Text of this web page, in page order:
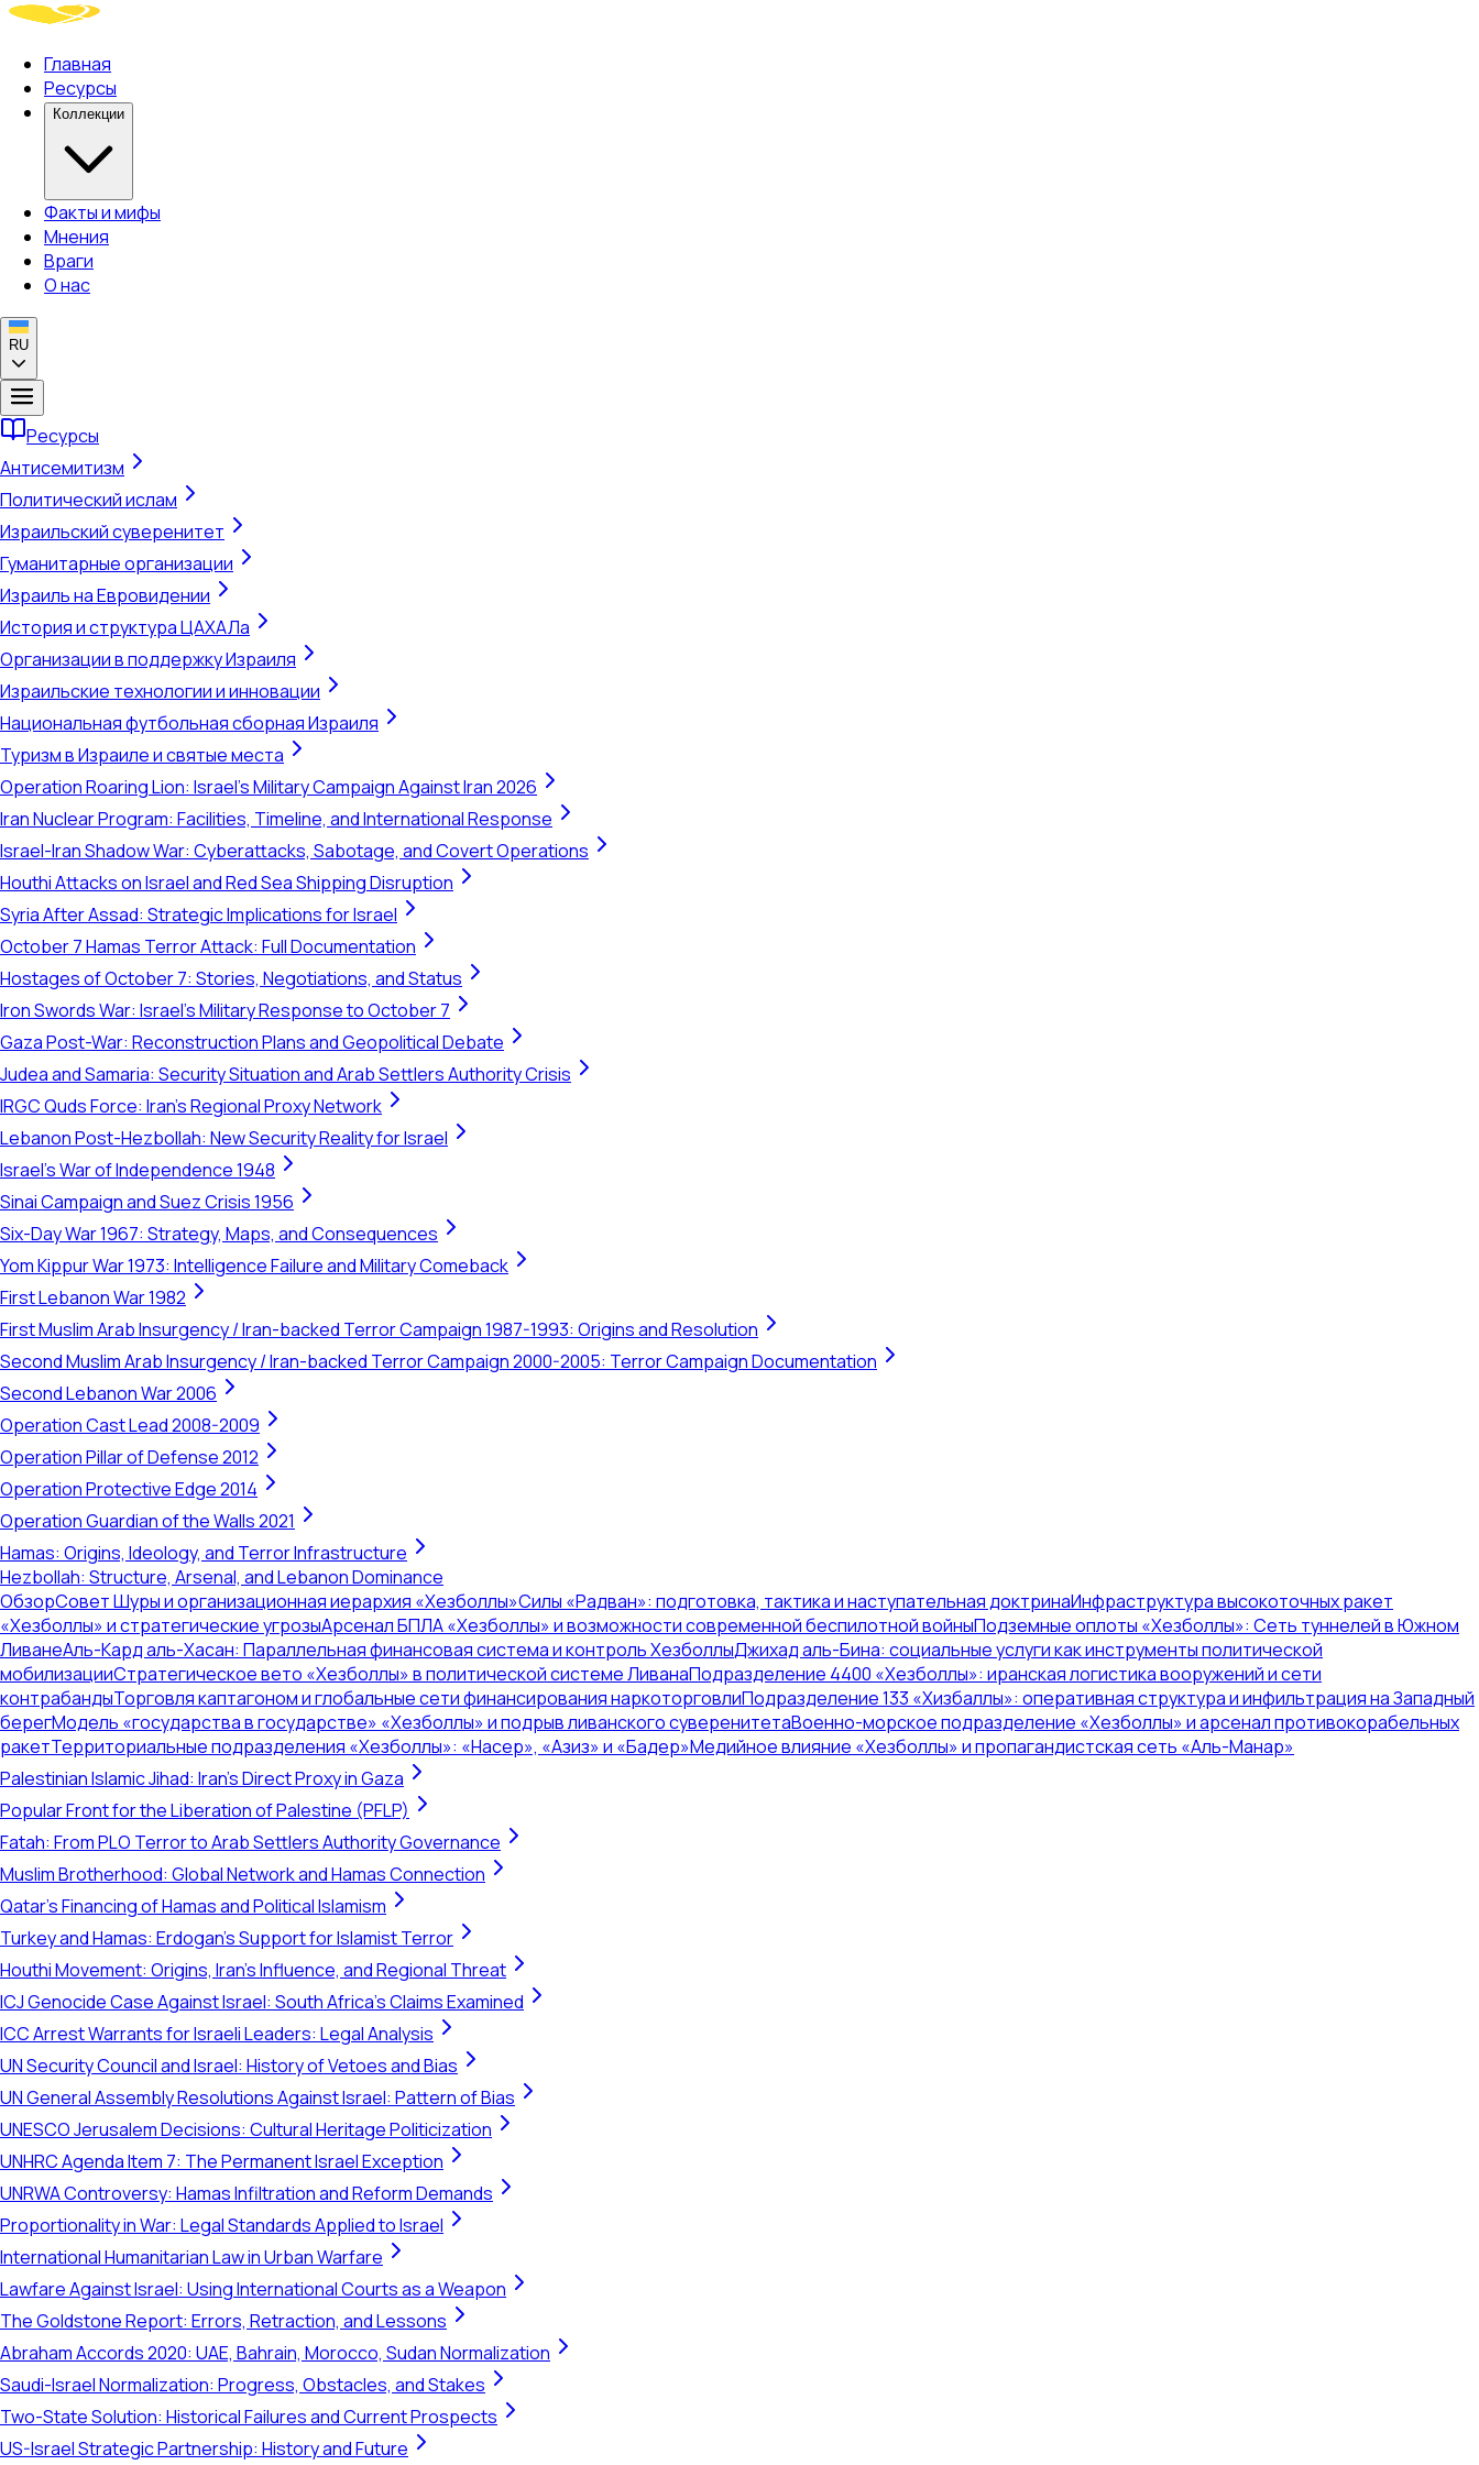
Главная
Ресурсы
Коллекции
Факты и мифы
Мнения
Враги
О нас
RU
Ресурсы
Антисемитизм
Политический ислам
Израильский суверенитет
Гуманитарные организации
Израиль на Евровидении
История и структура ЦАХАЛа
Организации в поддержку Израиля
Израильские технологии и инновации
Национальная футбольная сборная Израиля
Туризм в Израиле и святые места
Operation Roaring Lion: Israel's Military Campaign Against Iran 2026
Iran Nuclear Program: Facilities, Timeline, and International Response
Israel-Iran Shadow War: Cyberattacks, Sabotage, and Covert Operations
Houthi Attacks on Israel and Red Sea Shipping Disruption
Syria After Assad: Strategic Implications for Israel
October 7 Hamas Terror Attack: Full Documentation
Hostages of October 7: Stories, Negotiations, and Status
Iron Swords War: Israel's Military Response to October 7
Gaza Post-War: Reconstruction Plans and Geopolitical Debate
Judea and Samaria: Security Situation and Arab Settlers Authority Crisis
IRGC Quds Force: Iran's Regional Proxy Network
Lebanon Post-Hezbollah: New Security Reality for Israel
Israel's War of Independence 1948
Sinai Campaign and Suez Crisis 1956
Six-Day War 1967: Strategy, Maps, and Consequences
Yom Kippur War 1973: Intelligence Failure and Military Comeback
First Lebanon War 1982
First Muslim Arab Insurgency / Iran-backed Terror Campaign 1987-1993: Origins and Resolution
Second Muslim Arab Insurgency / Iran-backed Terror Campaign 2000-2005: Terror Campaign Documentation
Second Lebanon War 2006
Operation Cast Lead 2008-2009
Operation Pillar of Defense 2012
Operation Protective Edge 2014
Operation Guardian of the Walls 2021
Hamas: Origins, Ideology, and Terror Infrastructure
Hezbollah: Structure, Arsenal, and Lebanon Dominance
ОбзорСовет Шуры и организационная иерархия «Хезболлы»Силы «Радван»: подготовка, тактика и наступательная доктринаИнфраструктура высокоточных ракет
«Хезболлы» и стратегические угрозыАрсенал БПЛА «Хезболлы» и возможности современной беспилотной войныПодземные оплоты «Хезболлы»: Сеть туннелей в Южном
ЛиванеАль-Кард аль-Хасан: Параллельная финансовая система и контроль ХезболлыДжихад аль-Бина: социальные услуги как инструменты политической
мобилизацииСтратегическое вето «Хезболлы» в политической системе ЛиванаПодразделение 4400 «Хезболлы»: иранская логистика вооружений и сети
контрабандыТорговля каптагоном и глобальные сети финансирования наркоторговлиПодразделение 133 «Хизбаллы»: оперативная структура и инфильтрация на Западный
берегМодель «государства в государстве» «Хезболлы» и подрыв ливанского суверенитетаВоенно-морское подразделение «Хезболлы» и арсенал противокорабельных
ракетТерриториальные подразделения «Хезболлы»: «Насер», «Азиз» и «Бадер»Медийное влияние «Хезболлы» и пропагандистская сеть «Аль-Манар»
Palestinian Islamic Jihad: Iran's Direct Proxy in Gaza
Popular Front for the Liberation of Palestine (PFLP)
Fatah: From PLO Terror to Arab Settlers Authority Governance
Muslim Brotherhood: Global Network and Hamas Connection
Qatar's Financing of Hamas and Political Islamism
Turkey and Hamas: Erdogan's Support for Islamist Terror
Houthi Movement: Origins, Iran's Influence, and Regional Threat
ICJ Genocide Case Against Israel: South Africa's Claims Examined
ICC Arrest Warrants for Israeli Leaders: Legal Analysis
UN Security Council and Israel: History of Vetoes and Bias
UN General Assembly Resolutions Against Israel: Pattern of Bias
UNESCO Jerusalem Decisions: Cultural Heritage Politicization
UNHRC Agenda Item 7: The Permanent Israel Exception
UNRWA Controversy: Hamas Infiltration and Reform Demands
Proportionality in War: Legal Standards Applied to Israel
International Humanitarian Law in Urban Warfare
Lawfare Against Israel: Using International Courts as a Weapon
The Goldstone Report: Errors, Retraction, and Lessons
Abraham Accords 2020: UAE, Bahrain, Morocco, Sudan Normalization
Saudi-Israel Normalization: Progress, Obstacles, and Stakes
Two-State Solution: Historical Failures and Current Prospects
US-Israel Strategic Partnership: History and Future